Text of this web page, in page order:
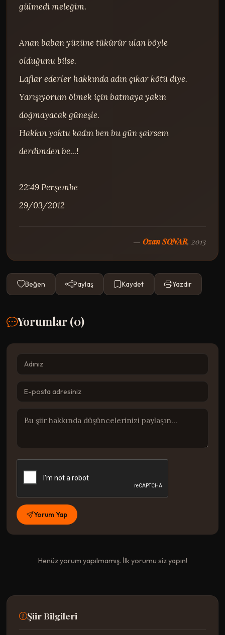
gülmedi meleğim.
Anan baban yüzüne tükürür ulan böyle
olduğunu bilse.
Laflar ederler hakkında adın çıkar kötü diye.
Yarışıyorum ölmek için batmaya yakın
doğmayacak güneşle.
Hakkın yoktu kadın ben bu gün şairsem
derdimden be...!
22:49 Perşembe
29/03/2012
— Ozan SONAR, 2013
Beğen Paylaş Kaydet Yazdır
Yorumlar (0)
Yorum Yap
Henüz yorum yapılmamış. İlk yorumu siz yapın!
Şiir Bilgileri